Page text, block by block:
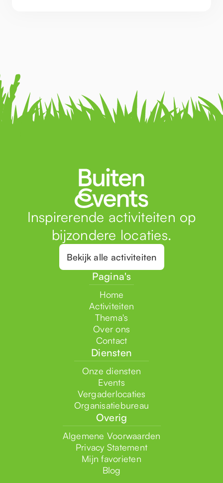
Inspirerende activiteiten op
bijzondere locaties.
Bekijk alle activiteiten
Pagina's
Home
Activiteiten
Thema's
Over ons
Contact
Diensten
Onze diensten
Events
Vergaderlocaties
Organisatiebureau
Overig
Algemene Voorwaarden
Privacy Statement
Mijn favorieten
Blog